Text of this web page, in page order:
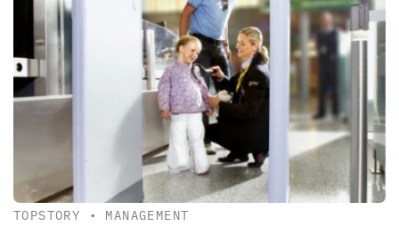
TOPSTORY • MANAGEMENT